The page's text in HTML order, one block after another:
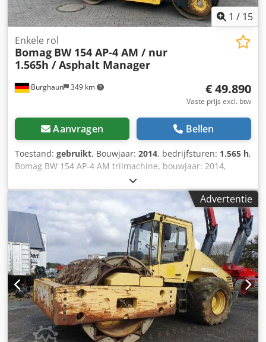
1 / 15
Burghaun 349 km
Enkele rol
Bomag BW 154 AP-4 AM / nur
1.565h / Asphalt Manager
€ 49.890
Vaste prijs excl. btw
Aanvragen Bellen
Toestand: gebruikt, Bouwjaar: 2014, bedrijfsturen: 1.565 h,
Bomag BW 154 AP-4 AM trilmachine, bouwjaar: 2014,
bedrijfsuren: slechts 1.565 uur, motor: Kubota [55,4 kW/75
pk], Asphalt Manager 2, Bomag strooier, asfaltsnijder
rechts, gewicht: 7.300 kg, gladde trommel, goede staat,
direct inzetklaar. Dkodpfx Alezpdh Ujmsr Op aanvraag
bieden wij u graag een lease- of financieringsvoorstel aan.
De heer Mihm (tel. ) staat u graag te woord. Meer
informatie vindt u op onze website. Fouten en
tussenverkoop voorbehouden! Verhuur mogelijk. = Meer
informatie = Neem contact op met Tobias Ebert voor meer
informatie.
Advertentie